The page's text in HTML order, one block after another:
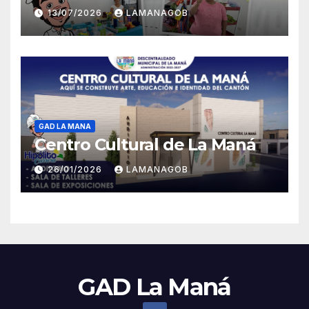
13/07/2026 LAMANAGOB
GAD LA MANA
Centro Cultural de La Maná
26/01/2026 LAMANAGOB
GAD La Maná